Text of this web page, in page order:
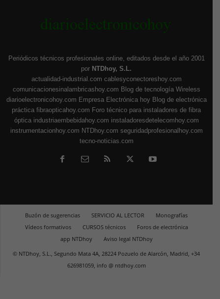
Periódicos técnicos profesionales online, editados desde el año 2001
por NTDhoy, S.L.
actualidad-industrial.com cablesyconectoreshoy.com
comunicacionesinalambricashoy.com Blog de tecnología Wireless
diarioelectronicohoy.com Empresa Electrónica hoy Blog de electrónica
práctica fibraopticahoy.com Foro técnico para instaladores de fibra
óptica industriaembebidahoy.com instaladoresdetelecomhoy.com
instrumentacionhoy.com NTDhoy.com seguridadprofesionalhoy.com
tecno-noticias.com
Buzón de sugerencias SERVICIO AL LECTOR
Monografías
Vídeos formativos
CURSOS técnicos
Foros de electrónica
app NTDhoy
Aviso legal NTDhoy
© NTDhoy, S.L., Segundo Mata 4A, 28224 Pozuelo de Alarcón, Madrid, +34
626981059, info @ ntdhoy.com